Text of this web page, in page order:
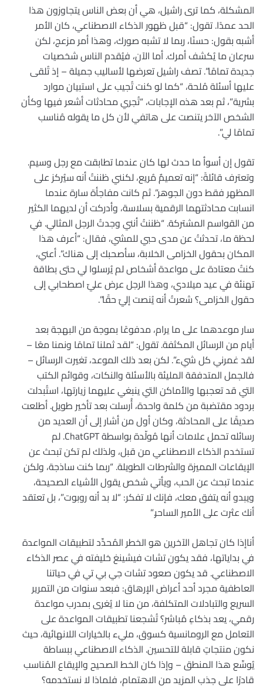
المشكلة، كما ترى راشيل، هي أن بعض الناس يتجاوزون هذا
الحد عمدًا. تقول: “قبل ظهور الذكاء الاصطناعي، كان الأمر
أشبه بقول: حسنًا، ربما لا تشبه صورك، وهذا أمر مزعج، لكن
سرعان ما يُكشف أمرك. أما الآن، فيُقدم الناس شخصيات
جديدة تمامًا”. تصف راشيل تعرضها لأساليب جميلة – إذ تُلقى
عليها أسئلة مُلحة، “كما لو كنت تُجيب على استبيان موارد
بشرية”، ثم بعد هذه الإجابات، “تُجري محادثات أشعر فيها وكأن
الشخص الآخر يتنصت على هاتفي لأن كل ما يقوله مُناسب
تمامًا لي”.
تقول إن أسوأ ما حدث لها كان عندما تطابقت مع رجل وسيم.
وتعترف قائلةً: “إنه تعميمٌ مُريع، لكنني ظننتُ أنه سيُركز على
المظهر فقط دون الجوهر”. ثم كانت مفاجأة سارة عندما
انسابت محادثتهما الرقمية بسلاسة، وأدركت أن لديهما الكثير
من القواسم المشتركة. “ظننتُ أنني وجدتُ الرجل المثالي. في
لحظة ما، تحدثتُ عن مدى حبي للمشي، فقال: “أعرف هذا
المكان بحقول الخزامى الخلابة، سأصحبك إلى هناك”. أعني،
كنتُ معتادة على مواعدة أشخاص لم يُرسلوا لي حتى بطاقة
تهنئة في عيد ميلادي، وهذا الرجل عرض عليّ اصطحابي إلى
حقول الخزامى؟ شعرتُ أنه يُنصت إليّ حقًا”.
سار موعدهما على ما يرام، مدفوعًا بموجة من البهجة بعد
أيام من الرسائل المكثفة. تقول: “لقد ثملنا تمامًا ونمنا معًا –
لقد غمرني كل شيء”. لكن بعد ذلك الموعد، تغيرت الرسائل –
فالجمل المتدفقة المليئة بالأسئلة والنكات، وقوائم الكتب
التي قد تعجبها والأماكن التي ينبغي عليهما زيارتها، استُبدلت
بردود مقتضبة من كلمة واحدة، أُرسلت بعد تأخير طويل. أطلعت
صديقًا على المحادثة، وكان أول من أشار إلى أن العديد من
رسائله تحمل علامات أنها مُولّدة بواسطة ChatGPT. لم
تستخدم الذكاء الاصطناعي من قبل، ولذلك لم تكن تبحث عن
الإيقاعات المميزة والشرطات الطويلة. “ربما كنت ساذجة، ولكن
عندما تبحث عن الحب، ويأتي شخص يقول الأشياء الصحيحة،
ويبدو أنه يتفق معك، فإنك لا تفكر: “لا بد أنه روبوت”، بل تعتقد
أنك عثرت على الأمير الساحر.”
أناإذا كان تجاهل الآخرين هو الخطر المُحدِّد لتطبيقات المواعدة
في بداياتها، فقد يكون تشات فيشينغ خليفته في عصر الذكاء
الاصطناعي. قد يكون صعود تشات جي بي تي في حياتنا
العاطفية مجرد أحد أعراض الإرهاق: فبعد سنوات من التمرير
السريع والتبادلات المتكلفة، من منا لا يُغرى بمدرب مواعدة
رقمي، يعد بذكاءٍ مُباشر؟ تُشجعنا تطبيقات المواعدة على
التعامل مع الرومانسية كسوق، مليء بالخيارات اللانهائية، حيث
نكون منتجاتٍ قابلة للتحسين. الذكاء الاصطناعي ببساطة
يُوسِّع هذا المنطق – وإذا كان الخط الصحيح والإيقاع المُناسب
قادرًا على جذب المزيد من الاهتمام، فلماذا لا نستخدمه؟